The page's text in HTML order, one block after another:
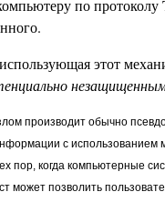
по
этот
производит обычно
с
пор, когда компьютерные
может позволить